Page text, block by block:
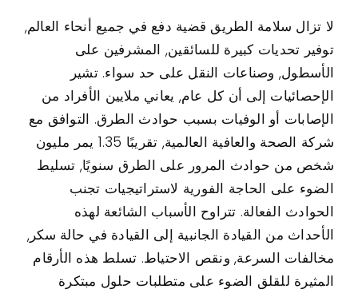
اتصال
حالات الاستخدام
لا تزال سلامة الطريق قضية دفع في جميع أنحاء العالم,
توفير تحديات كبيرة للسائقين, المشرفين على
الأسطول, وصناعات النقل على حد سواء. تشير
الإحصائيات إلى أن كل عام, يعاني ملايين الأفراد من
الإصابات أو الوفيات بسبب حوادث الطرق. التوافق مع
شركة الصحة والعافية العالمية, تقريبًا 1.35 يمر مليون
شخص من حوادث المرور على الطرق سنويًا, تسليط
الضوء على الحاجة الفورية لاستراتيجيات تجنب
الحوادث الفعالة. تتراوح الأسباب الشائعة لهذه
الأحداث من القيادة الجانبية إلى القيادة في حالة سكر,
مخالفات السرعة, ونقص الاحتياط. تسلط هذه الأرقام
المثيرة للقلق الضوء على متطلبات حلول مبتكرة